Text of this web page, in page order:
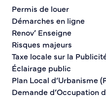
Permis de louer
Démarches en ligne
Renov’ Enseigne
Risques majeurs
Taxe locale sur la
Éclairage public
Plan Local d’Urbanisme
Demande d’Occupation